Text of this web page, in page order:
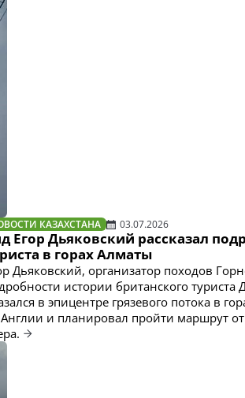
КАЗАХСТАНА 03.07.2026
Егор Дьяковский рассказал
в горах Алматы
Дьяковский, организатор походов
истории британского
в эпицентре грязевого потока в
и планировал пройти маршрут